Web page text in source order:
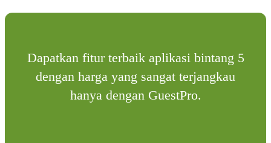
Dapatkan fitur terbaik aplikasi bintang 5
dengan harga yang sangat terjangkau
hanya dengan GuestPro.